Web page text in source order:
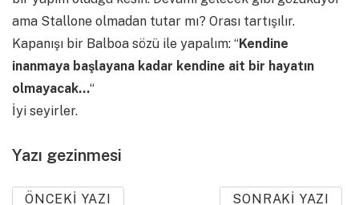
ama Stallone olmadan tutar mı? Orası tartışılır.
Kapanışı bir Balboa sözü ile yapalım: “Kendine
inanmaya başlayana kadar kendine ait bir hayatın
olmayacak…“
İyi seyirler.
Yazı gezinmesi
ÖNCEKI YAZI SONRAKI YAZI